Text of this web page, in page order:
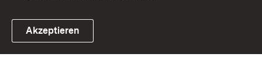
Link zum Landesportal
Akzeptieren